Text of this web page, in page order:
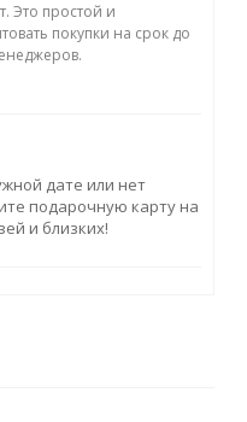
Это простой и
покупки на срок до
дате или нет
подарочную карту на
и близких!